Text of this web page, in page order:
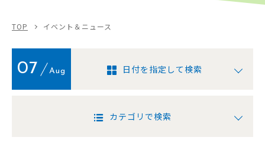
TOP イベント＆ニュース
07 Aug 日付を指定して検索
カテゴリで検索